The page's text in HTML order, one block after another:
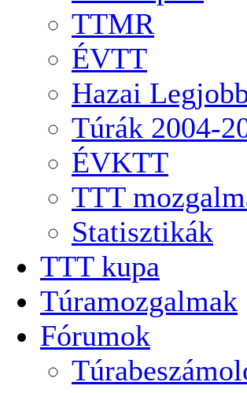
TTMR
ÉVTT
Hazai
Túrák 2004-
ÉVKTT
TTT
Statisztikák
TTT kupa
Túramozgalmak
Fórumok